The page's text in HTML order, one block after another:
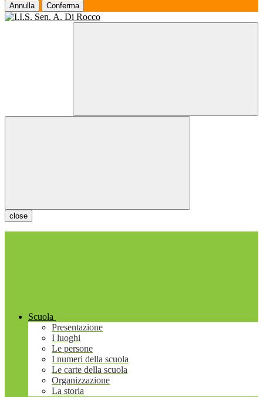
Annulla Conferma
close
Scuola
Presentazione
I luoghi
Le persone
I numeri della scuola
Le carte della scuola
Organizzazione
La storia